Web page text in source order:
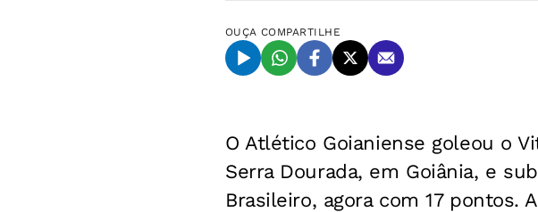
OUÇA COMPARTILHE
O Atlético Goianiense goleou o
Serra Dourada, em Goiânia, e
Brasileiro, agora com 17 pontos.